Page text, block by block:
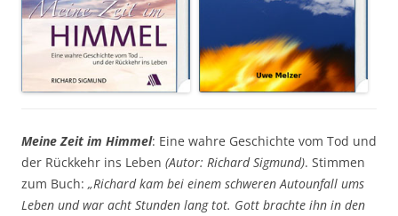
Meine Zeit im Himmel: Eine wahre Geschichte vom Tod und
der Rückkehr ins Leben (Autor: Richard Sigmund). Stimmen
zum Buch: „Richard kam bei einem schweren Autounfall ums
Leben und war acht Stunden lang tot. Gott brachte ihn in den